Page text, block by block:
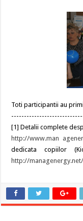
Toti participantii au
[1] Detalii complete
http://www.man
dedicata copiilor
http://